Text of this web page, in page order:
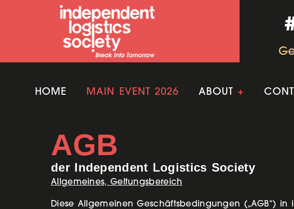
HOME MAIN EVENT 2026 ABOUT +
AGB
der Independent Logistics Society
Allgemeines, Geltungsbereich
Diese Allgemeinen Geschäftsbedingungen („AGB“)